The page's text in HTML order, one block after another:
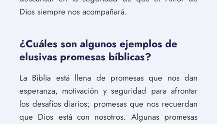
Dios siempre nos acompañará.
¿Cuáles son algunos ejemplos de
elusivas promesas bíblicas?
La Biblia está llena de promesas que nos dan
esperanza, motivación y seguridad para afrontar
los desafíos diarios; promesas que nos recuerdan
que Dios está con nosotros. Algunas promesas